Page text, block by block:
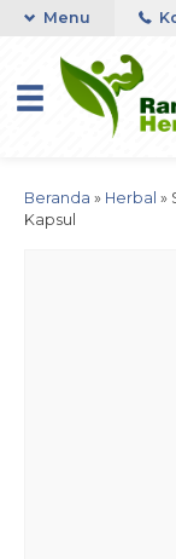
ORDER VIA
Menu
Beranda » Herbal »
Kapsul